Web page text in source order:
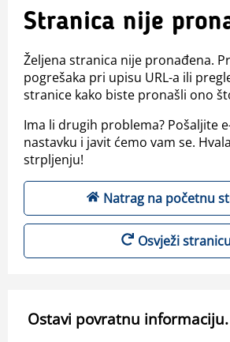
Stranica nije
Željena stranica nije pronađena.
pogrešaka pri upisu URL-a ili
stranice kako biste pronašli ono
Ima li drugih problema? Pošaljite
nastavku i javit ćemo vam se.
strpljenju!
Natrag na početnu
Osvježi
Ostavi povratnu informaciju.